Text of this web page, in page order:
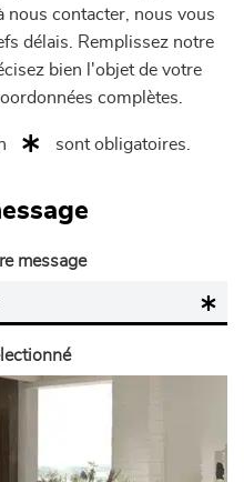
nous contacter, nous vous
délais. Remplissez notre
bien l'objet de votre
complètes.
sont obligatoires.
message